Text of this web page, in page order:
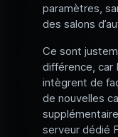
paramètres,
des salons
Ce sont
différence, car
intègrent de
de nouvelles
serveur dédié